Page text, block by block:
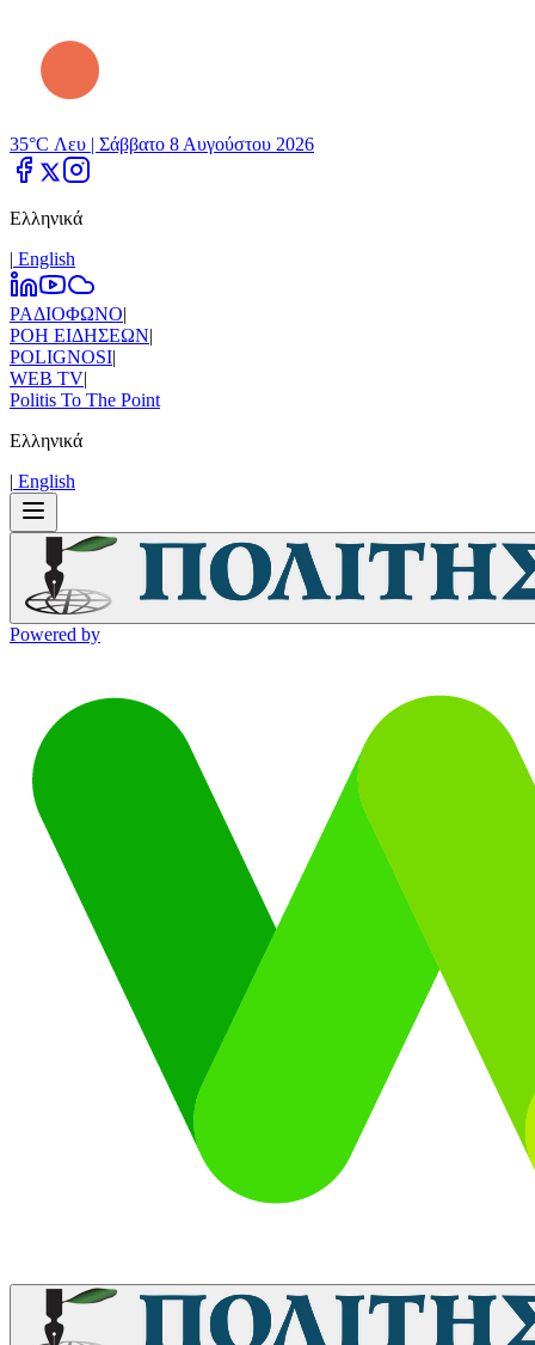
35°C Λευ | Σάββατο 8 Αυγούστου 2026
Ελληνικά
| Εnglish
ΡΑΔΙΟΦΩΝΟ|
ΡΟΗ ΕΙΔΗΣΕΩΝ|
POLIGNOSI|
WEB TV|
Politis To The Point
Ελληνικά
| Εnglish
Powered by